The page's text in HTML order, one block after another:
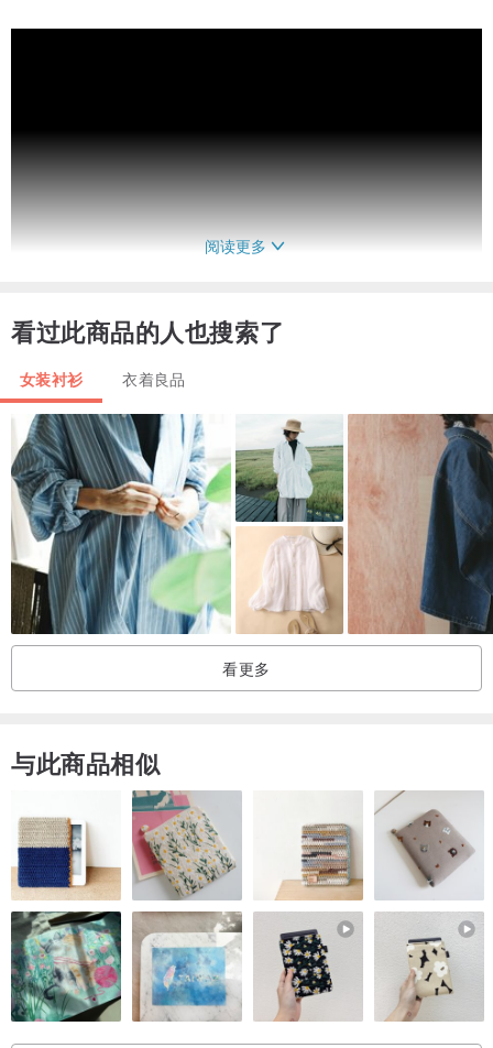
＜照片搭配＞
腰封：www.pinkoi.com/product/FVNjZ4P5（ 白色
长裤：www.pinkoi.com/product/428bvVHm（ 白色
搭配）
裙撑：www.pinkoi.com/product/nXbdS6xv（ 搭配）
衬衫：哥德亡灵祭司复古宽肩衬衫
www.pinkoi.com/product/YvNWLzQX
耳环：www.pinkoi.com/product/dRxCn3Za（黑色搭配）
＜模特儿信息＞
胸围：86cm
腰围：64cm
臀围：91cm
身高：174cm
▸▸▸模特儿穿着：XS
阅读更多
看过此商品的人也搜索了
女装衬衫 衣着良品
看更多
与此商品相似